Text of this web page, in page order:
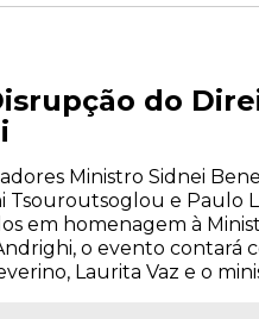
do
Ministro Sidnei
e Paulo
em homenagem à
o evento contará
Laurita Vaz e o